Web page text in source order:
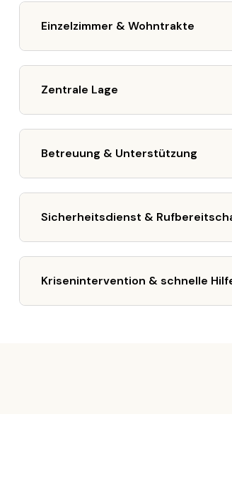
Einzelzimmer & Wohntrakte
Zentrale Lage
Betreuung & Unterstützung
Sicherheitsdienst &
Krisenintervention & schnelle